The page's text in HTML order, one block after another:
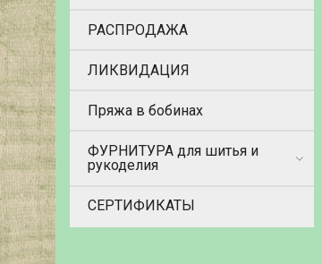
РАСПРОДАЖА
ЛИКВИДАЦИЯ
Пряжа в бобинах
ФУРНИТУРА для шитья и
рукоделия
СЕРТИФИКАТЫ